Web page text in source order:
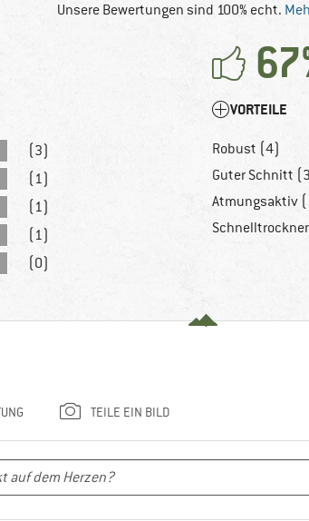
Unsere Bewertungen sind 100% echt.
(3)
(1)
(1)
(1)
(0)
VORTEILE
Robust (4)
Guter Schnitt
Atmungsaktiv
TEILE EIN BILD